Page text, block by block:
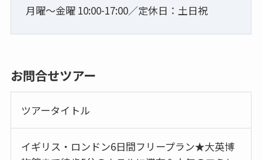
月曜～金曜 10:00-17:00／定休日：土日祝
お問合せツアー
ツアータイトル
イギリス・ロンドン6日間フリープラン★大英博